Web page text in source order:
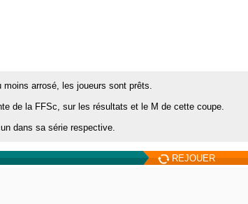
arrosé, les joueurs sont prêts.
de la FFSc, sur les résultats et le M de cette coupe.
dans sa série respective.
REJOUER